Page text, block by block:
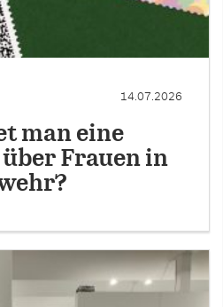
14.07.2026
man eine
Frauen in